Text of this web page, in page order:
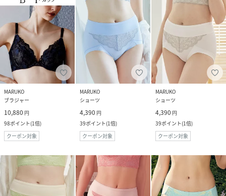
MARUKO
ブラジャー
10,880 円
98ポイント(1倍)
クーポン対象
MARUKO
ショーツ
4,390 円
39ポイント(1倍)
クーポン対象
MARUKO
ショーツ
4,390 円
39ポイント(1倍)
クーポン対象